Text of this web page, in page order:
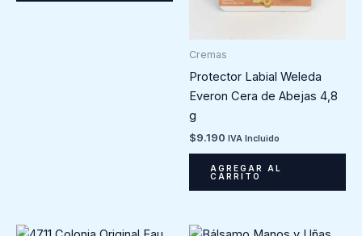
Cremas
Protector Labial Weleda
Everon Cera de Abejas 4,8
g
$9.190 IVA Incluido
AGREGAR AL
CARRITO